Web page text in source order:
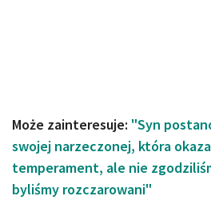
Może zainteresuje: "Syn
swojej narzeczonej, która
temperament, ale nie
byliśmy rozczarowani"